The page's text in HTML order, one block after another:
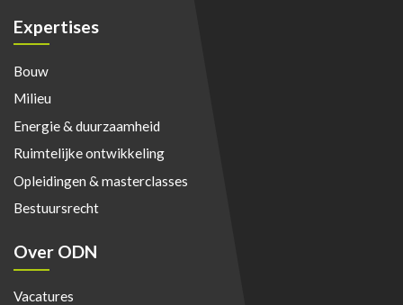
Expertises
Bouw
Milieu
Energie & duurzaamheid
Ruimtelijke ontwikkeling
Opleidingen & masterclasses
Bestuursrecht
Over ODN
Vacatures